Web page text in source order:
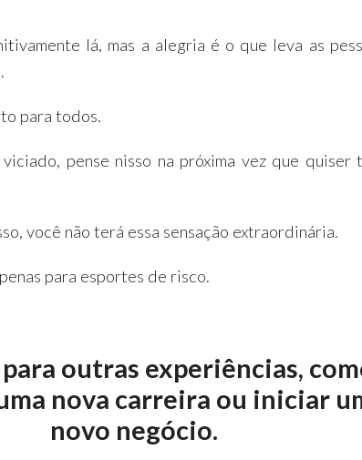
lá, mas a alegria é o que leva as
para todos.
pense nisso na próxima vez que quiser
você não terá essa sensação extraordinária.
para esportes de risco.
outras experiências,
nova carreira ou iniciar
novo negócio.